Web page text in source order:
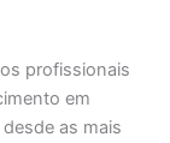
profissionais
em
as mais